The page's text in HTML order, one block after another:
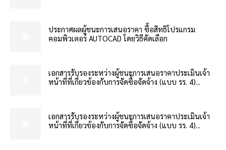
ประกาศผลผู้ชนะการเสนอราคา ซื้อสิทธิโปรแกรม
คอมพิวเตอร์ AUTOCAD โดยวิธีคัดเลือก
เอกสารรับรองระหว่างผู้ชนะการเสนอราคาประเมินเจ้า
หน้าที่ที่เกี่ยวข้องกับการจัดซื้อจัดจ้าง (แบบ รร. 4)...
เอกสารรับรองระหว่างผู้ชนะการเสนอราคาประเมินเจ้า
หน้าที่ที่เกี่ยวข้องกับการจัดซื้อจัดจ้าง (แบบ รร. 4)...